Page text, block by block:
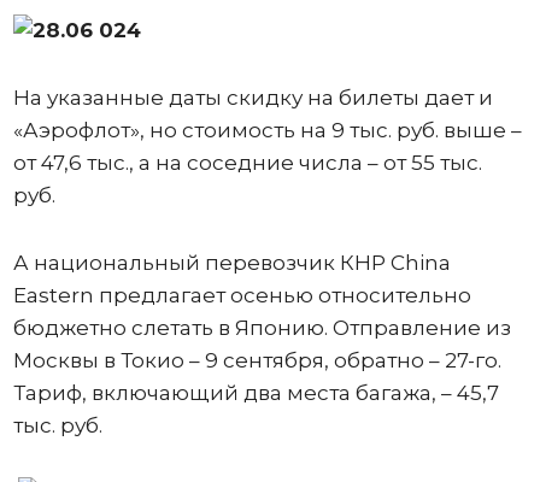
На указанные даты скидку на билеты дает и
«Аэрофлот», но стоимость на 9 тыс. руб. выше –
от 47,6 тыс., а на соседние числа – от 55 тыс.
руб.
А национальный перевозчик КНР China
Eastern предлагает осенью относительно
бюджетно слетать в Японию. Отправление из
Москвы в Токио – 9 сентября, обратно – 27-го.
Тариф, включающий два места багажа, – 45,7
тыс. руб.